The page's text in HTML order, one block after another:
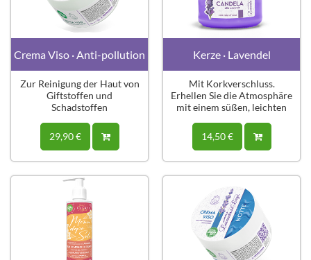
Crema Viso · Anti-pollution
Zur Reinigung der Haut von
Giftstoffen und
Schadstoffen
29,90 €
Kerze · Lavendel
Mit Korkverschluss.
Erhellen Sie die Atmosphäre
mit einem süßen, leichten
14,50 €